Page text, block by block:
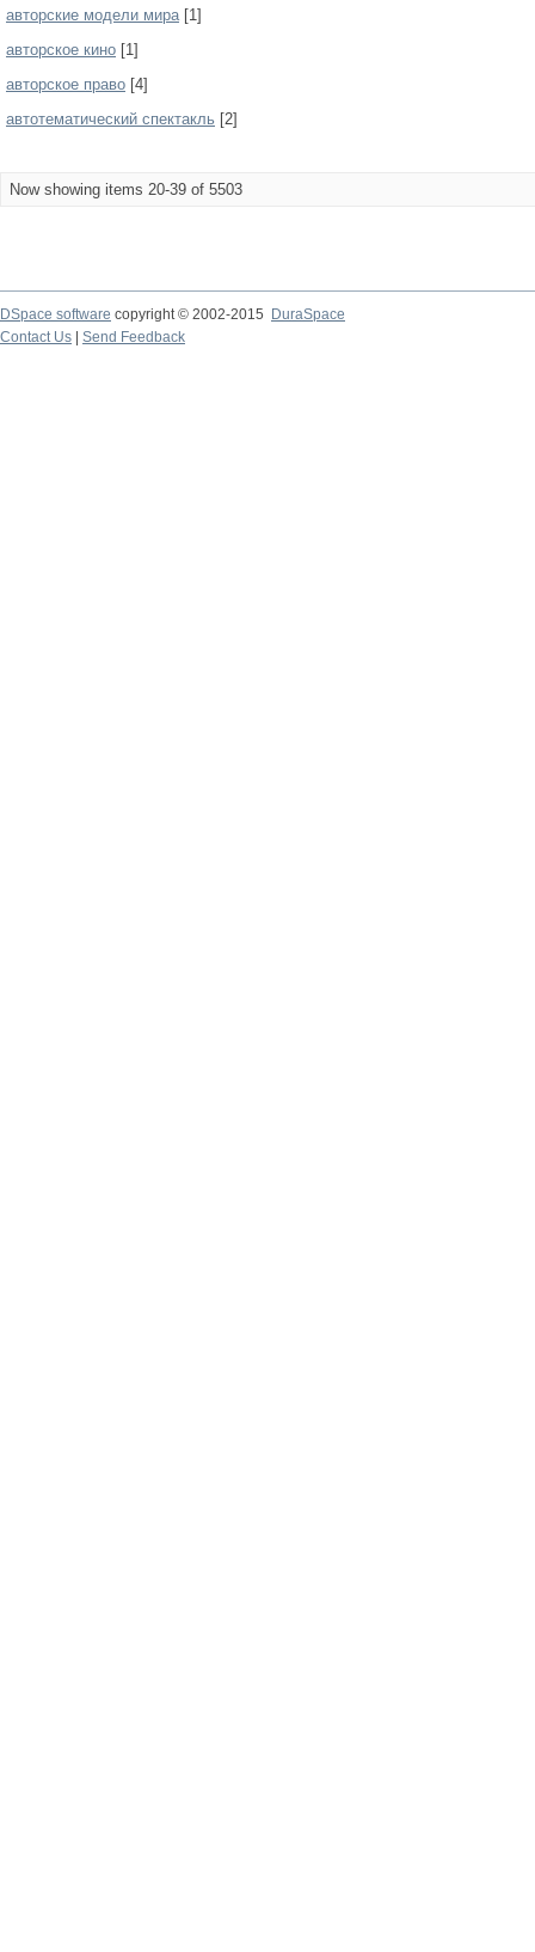
авторские модели мира[1]
авторское кино [1]
авторское право [4]
автотематический спектакль [2]
Now showing items 20-39 of 5503
DSpace software copyright © 2002-2015
DuraSpace
Contact Us
Send Feedback